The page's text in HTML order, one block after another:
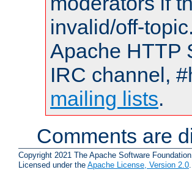
invalid/off-
Apache HTTP
IRC channel,
mailing lists.
Comments are
Copyright 2021 The Apache Software Foundation.
Licensed under the Apache License, Version 2.0